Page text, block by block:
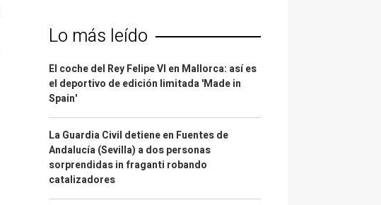
Lo más leído
El coche del Rey Felipe VI en Mallorca: así es
el deportivo de edición limitada 'Made in
Spain'
La Guardia Civil detiene en Fuentes de
Andalucía (Sevilla) a dos personas
sorprendidas in fraganti robando
catalizadores